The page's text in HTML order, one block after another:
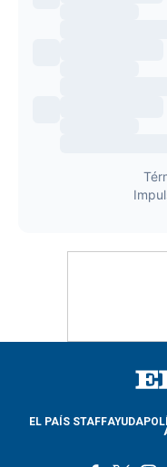
EL PAÍS STAFFAYUDA